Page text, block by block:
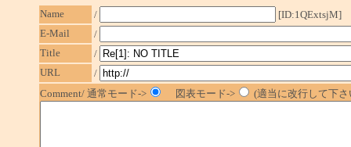
Name /
[ID:1QExtsjM]
E-Mail
/
Title
/
URL
/
Comment/ 通常モード->
図表モード-> (適当に改行して下